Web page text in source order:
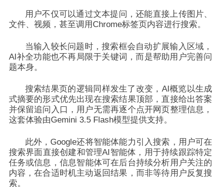
用户不仅可以通过文本提问，还能直接上传图片、
文件、视频，甚至调用Chrome标签页内容进行搜索。
当输入较长问题时，搜索框会自动扩展输入区域，
AI补全功能也不再局限于关键词，而是帮助用户完善问
题本身。
搜索结果页的逻辑同样发生了改变，AI概览以生成
式摘要的形式优先出现在搜索结果顶部，直接给出答案
并保留追问入口，用户无需再逐个点开网页整理信息，
这套体验由Gemini 3.5 Flash模型提供支持。
此外，Google还将智能体能力引入搜索，用户可在
搜索界面直接创建和管理AI智能体，用于持续跟踪特定
任务或信息， 信息智能体可在后台持续分析用户关注的
内容，在合适时机主动返回结果，而非等待用户反复搜
索。